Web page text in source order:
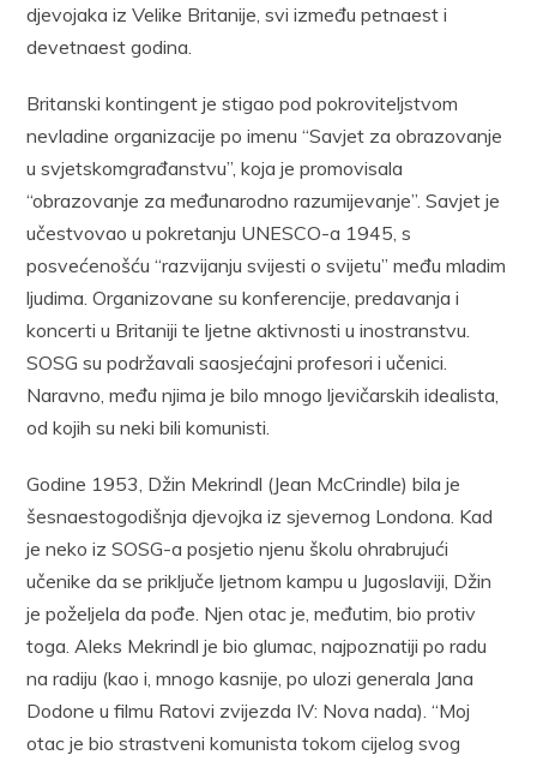
djevojaka iz Velike Britanije, svi između petnaest i
devetnaest godina.
Britanski kontingent je stigao pod pokroviteljstvom
nevladine organizacije po imenu “Savjet za obrazovanje
u svjetskomgrađanstvu”, koja je promovisala
“obrazovanje za međunarodno razumijevanje”. Savjet je
učestvovao u pokretanju UNESCO-a 1945, s
posvećenošću “razvijanju svijesti o svijetu” među mladim
ljudima. Organizovane su konferencije, predavanja i
koncerti u Britaniji te ljetne aktivnosti u inostranstvu.
SOSG su podržavali saosjećajni profesori i učenici.
Naravno, među njima je bilo mnogo ljevičarskih idealista,
od kojih su neki bili komunisti.
Godine 1953, Džin Mekrindl (Jean McCrindle) bila je
šesnaestogodišnja djevojka iz sjevernog Londona. Kad
je neko iz SOSG-a posjetio njenu školu ohrabrujući
učenike da se priključe ljetnom kampu u Jugoslaviji, Džin
je poželjela da pođe. Njen otac je, međutim, bio protiv
toga. Aleks Mekrindl je bio glumac, najpoznatiji po radu
na radiju (kao i, mnogo kasnije, po ulozi generala Jana
Dodone u filmu Ratovi zvijezda IV: Nova nada). “Moj
otac je bio strastveni komunista tokom cijelog svog